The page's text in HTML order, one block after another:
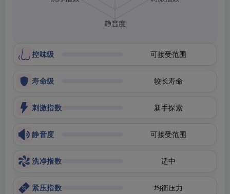
控味级 可接受范围
寿命级 较长寿命
刺激指数 新手探索
静音度 可接受范围
洗净指数 适中
紧压指数 均衡压力